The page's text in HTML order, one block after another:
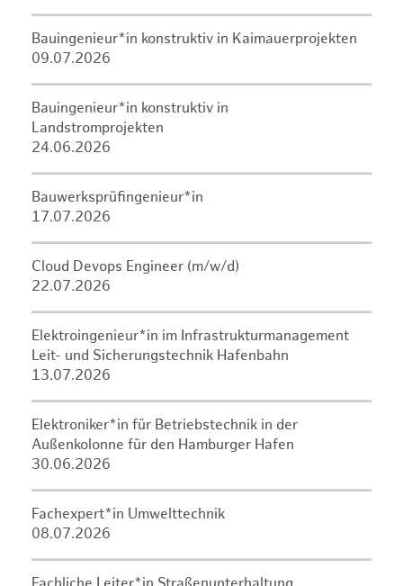
Bauingenieur*in konstruktiv in Kaimauerprojekten
09.07.2026
Bauingenieur*in konstruktiv in
Landstromprojekten
24.06.2026
Bauwerksprüfingenieur*in
17.07.2026
Cloud Devops Engineer (m/w/d)
22.07.2026
Elektroingenieur*in im Infrastrukturmanagement
Leit- und Sicherungstechnik Hafenbahn
13.07.2026
Elektroniker*in für Betriebstechnik in der
Außenkolonne für den Hamburger Hafen
30.06.2026
Fachexpert*in Umwelttechnik
08.07.2026